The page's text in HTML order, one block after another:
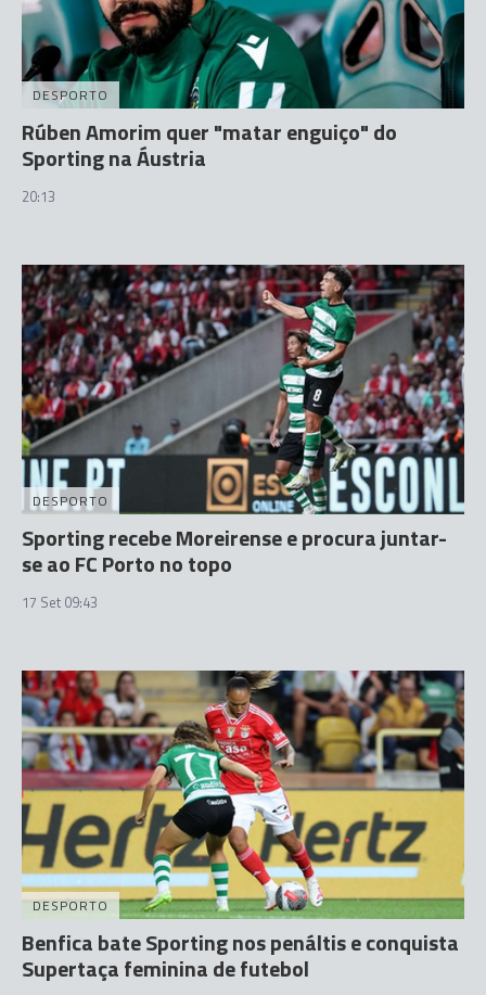
DESPORTO
Rúben Amorim quer "matar enguiço" do
Sporting na Áustria
20:13
DESPORTO
Sporting recebe Moreirense e procura juntar-
se ao FC Porto no topo
17 Set 09:43
DESPORTO
Benfica bate Sporting nos penáltis e conquista
Supertaça feminina de futebol